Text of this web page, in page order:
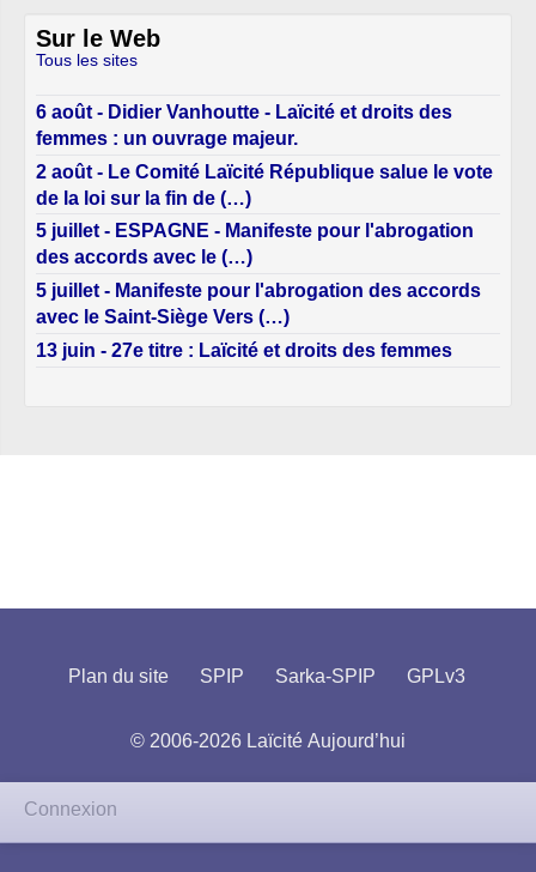
Sur le Web
Tous les sites
6 août - Didier Vanhoutte - Laïcité et droits des
femmes : un ouvrage majeur.
2 août - Le Comité Laïcité République salue le vote
de la loi sur la fin de (…)
5 juillet - ESPAGNE - Manifeste pour l'abrogation
des accords avec le (…)
5 juillet - Manifeste pour l'abrogation des accords
avec le Saint-Siège Vers (…)
13 juin - 27e titre : Laïcité et droits des femmes
Plan du site SPIP Sarka-SPIP GPLv3
© 2006-2026 Laïcité Aujourd’hui
Connexion